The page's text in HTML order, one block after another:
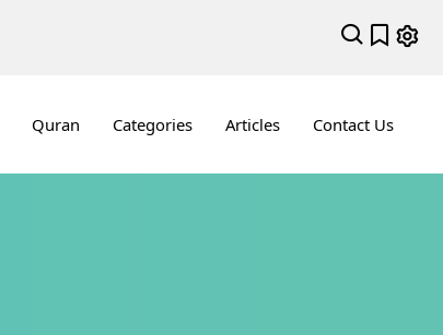
Quran Categories Articles Contact Us